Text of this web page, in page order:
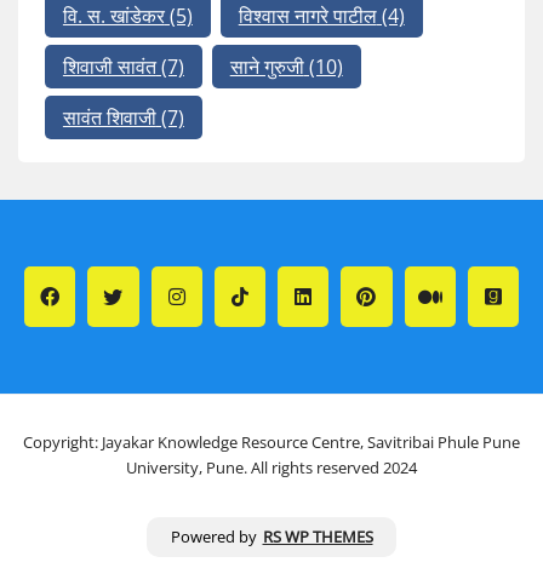
वि. स. खांडेकर(5) विश्वास नागरे पाटील(4)
शिवाजी सावंत(7) साने गुरुजी(10)
सावंत शिवाजी(7)
Copyright: Jayakar Knowledge Resource Centre, Savitribai Phule Pune
University, Pune. All rights reserved 2024
Powered by RS WP THEMES